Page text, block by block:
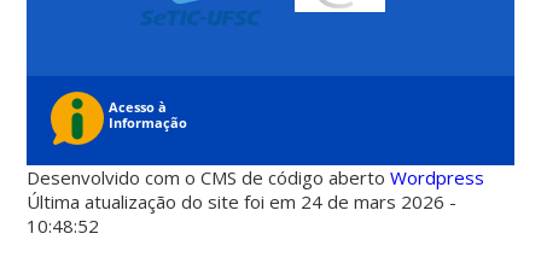
Desenvolvido com o CMS de código abertoWordpress
Última atualização do site foi em 24 de mars 2026 -
10:48:52